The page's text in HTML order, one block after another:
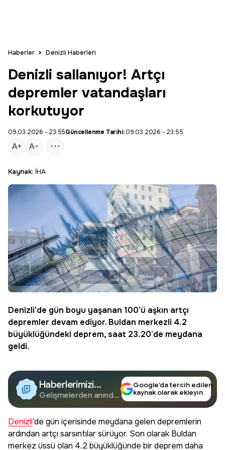
Haberler Denizli Haberleri
Denizli sallanıyor! Artçı
depremler vatandaşları
korkutuyor
09.03.2026 - 23:55Güncellenme Tarihi:09.03.2026 - 23:55
Kaynak: İHA
Denizli'de gün boyu yaşanan 100'ü aşkın artçı
depremler devam ediyor. Buldan merkezli 4.2
büyüklüğündeki deprem, saat 23.20’de meydana
geldi.
Haberlerimizi
Google'da Takip
Edin
Gelişmelerden anında
Google’da tercih edilen
kaynak olarak ekleyin
Denizli’de gün içerisinde meydana gelen depremlerin
ardından artçı sarsıntılar sürüyor. Son olarak Buldan
merkez üssü olan 4.2 büyüklüğünde bir deprem daha